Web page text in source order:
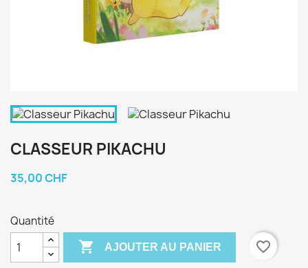
CLASSEUR PIKACHU
35,00 CHF
Quantité
 AJOUTER AU PANIER
favorite_border